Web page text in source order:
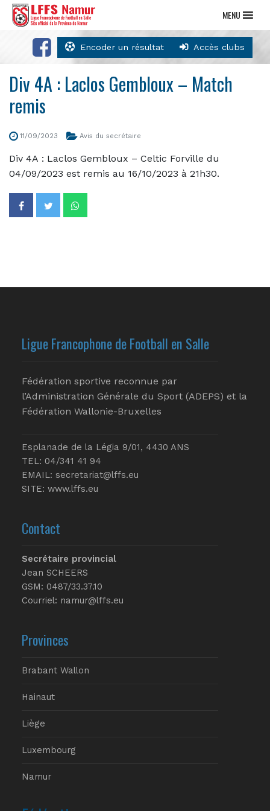
Encoder un résultat Accès clubs
MENU
Div 4A : Laclos Gembloux – Match
remis
11/09/2023 Avis du secrétaire
Div 4A : Laclos Gembloux – Celtic Forville du
04/09/2023 est remis au 16/10/2023 à 21h30.
Ligue Francophone de Football en Salle
Fédération sportive reconnue par
l’Administration Générale du Sport (ADEPS) et la
Fédération Wallonie-Bruxelles
Esplanade de la Légia 9/01, 4430 ANS
TEL: 04/341 41 94
EMAIL: secretariat@lffs.eu
SITE: www.lffs.eu
Contact
Secrétaire provincial
Jean SCHEERS
GSM: 0487/33.37.10
Courriel: namur@lffs.eu
Provinces
Brabant Wallon
Hainaut
Liège
Luxembourg
Namur